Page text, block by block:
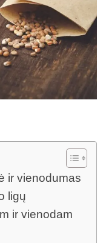
ir vienodumas
ligų
ir vienodam